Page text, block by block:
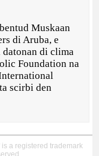
Muskaan
di Aruba, e
datonan di clima
Foundation na
scirbi den
a registered trademark